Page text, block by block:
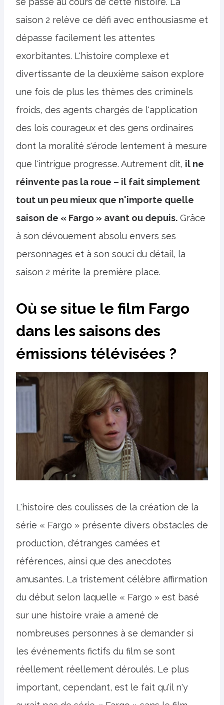
saison 2 relève ce défi avec enthousiasme et
dépasse facilement les attentes
exorbitantes. L'histoire complexe et
divertissante de la deuxième saison explore
une fois de plus les thèmes des criminels
froids, des agents chargés de l'application
des lois courageux et des gens ordinaires
dont la moralité s'érode lentement à mesure
que l'intrigue progresse. Autrement dit, il ne
réinvente pas la roue – il fait simplement
tout un peu mieux que n'importe quelle
saison de « Fargo » avant ou depuis. Grâce
à son dévouement absolu envers ses
personnages et à son souci du détail, la
saison 2 mérite la première place.
Où se situe le film Fargo
dans les saisons des
émissions télévisées ?
L'histoire des coulisses de la création de la
série « Fargo » présente divers obstacles de
production, d'étranges camées et
références, ainsi que des anecdotes
amusantes. La tristement célèbre affirmation
du début selon laquelle « Fargo » est basé
sur une histoire vraie a amené de
nombreuses personnes à se demander si
les événements fictifs du film se sont
réellement réellement déroulés. Le plus
important, cependant, est le fait qu'il n'y